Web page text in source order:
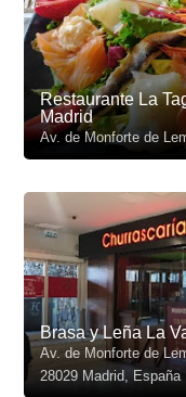
Restaurante La
Madrid
Av. de Monforte de
Brasa y Leña La
Av. de Monforte de
28029 Madrid, España